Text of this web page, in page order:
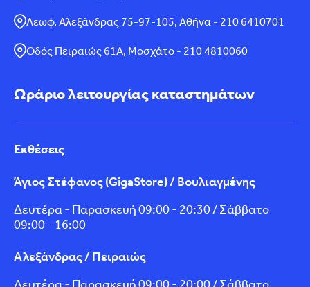
Λεωφ. Αλεξάνδρας 75-97-105, Αθήνα - 210 6410701
Οδός Πειραιώς 61Α, Μοσχάτο - 210 4810060
Ωράριο λειτουργίας καταστημάτων
Εκθέσεις
Άγιος Στέφανος (GigaStore) / Βουλιαγμένης
Δευτέρα - Παρασκευή 09:00 - 20:30 / Σάββατο
09:00 - 16:00
Αλεξάνδρας / Πειραιώς
Δευτέρα - Παρασκευή 09:00 - 20:00 / Σάββατο